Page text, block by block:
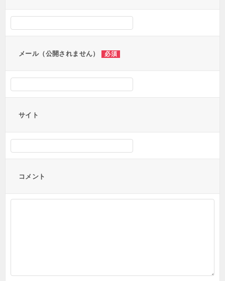
メール（公開されません） 必須
サイト
コメント